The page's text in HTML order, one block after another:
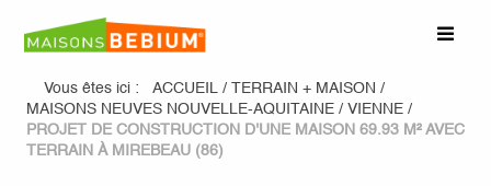
Vous êtes ici : ACCUEIL / TERRAIN + MAISON /
MAISONS NEUVES NOUVELLE-AQUITAINE / VIENNE /
PROJET DE CONSTRUCTION D'UNE MAISON 69.93 M² AVEC
TERRAIN À MIREBEAU (86)